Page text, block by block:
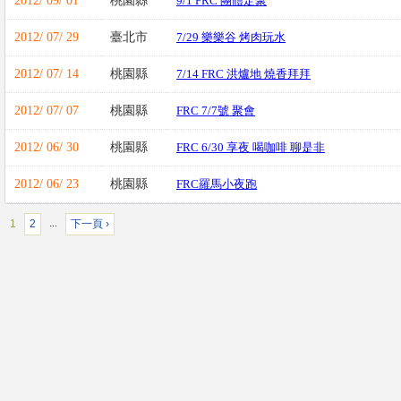
2012/ 07/ 29 臺北市 7/29 樂樂谷 烤肉玩水
2012/ 07/ 14 桃園縣 7/14 FRC 洪爐地 燒香拜拜
2012/ 07/ 07 桃園縣 FRC 7/7號 聚會
2012/ 06/ 30 桃園縣 FRC 6/30 享夜 喝咖啡 聊是非
2012/ 06/ 23 桃園縣 FRC羅馬小夜跑
1 2 … 下一頁 ›